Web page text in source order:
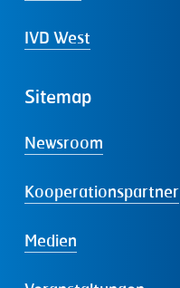
IVD West
Sitemap
Newsroom
Kooperationspartner
Medien